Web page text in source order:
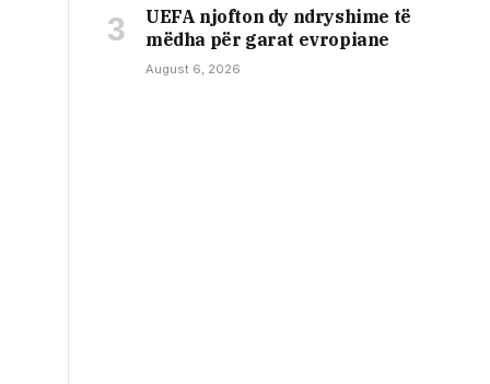
UEFA njofton dy ndryshime të
mëdha për garat evropiane
August 6, 2026